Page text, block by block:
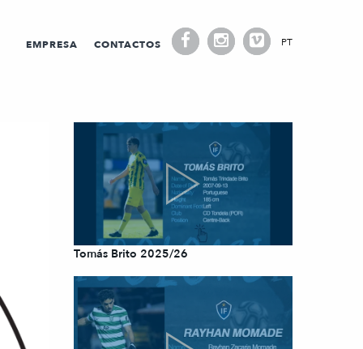
EMPRESA CONTACTOS PT
Tomás Brito 2025/26